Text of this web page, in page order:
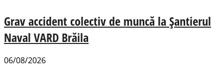
Grav accident colectiv de muncă la Șantierul
Naval VARD Brăila
06/08/2026